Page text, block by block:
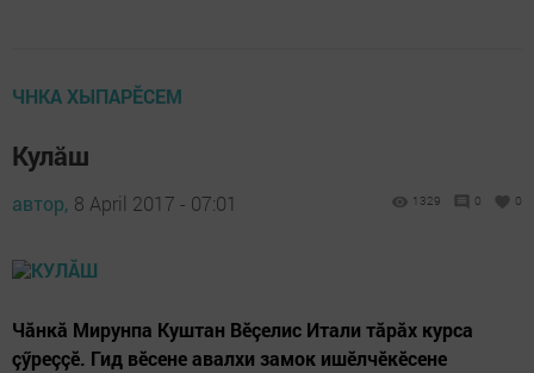
ЧНКА ХЫПАРӖСЕМ
Кулăш
автор, 8 April 2017 - 07:01 1329 0 0
Чăнкă Мирунпа Куштан Вӗçелис Итали тăрăх курса
çӳреççӗ. Гид вӗсене авалхи замок ишӗл­чӗкӗсене